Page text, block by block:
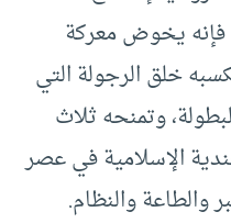
فإنه يخوض معركة
خلق الرجولة التي
وتمنحه ثلاث
الإسلامية في عصر
والطاعة والنظام.